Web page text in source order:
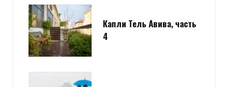
Капли Тель Авива, часть
4